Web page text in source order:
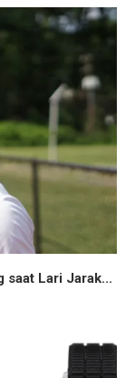
saat Lari Jarak...